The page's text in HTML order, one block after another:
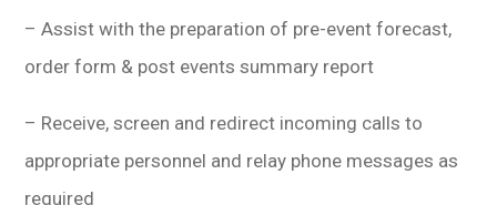
– Assist with the preparation of pre-event forecast,
order form & post events summary report
– Receive, screen and redirect incoming calls to
appropriate personnel and relay phone messages as
required